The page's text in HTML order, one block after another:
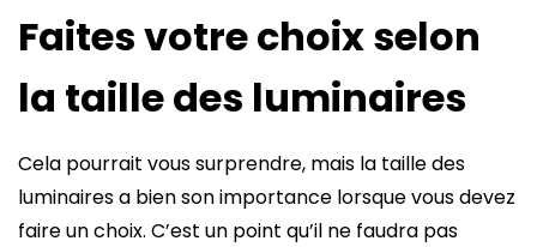
Faites votre choix selon
la taille des luminaires
Cela pourrait vous surprendre, mais la taille des
luminaires a bien son importance lorsque vous devez
faire un choix. C’est un point qu’il ne faudra pas